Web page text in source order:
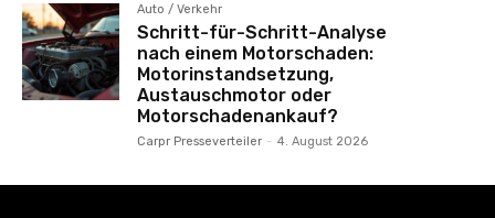
Auto / Verkehr
Schritt-für-Schritt-Analyse
nach einem Motorschaden:
Motorinstandsetzung,
Austauschmotor oder
Motorschadenankauf?
Carpr Presseverteiler - 4. August 2026